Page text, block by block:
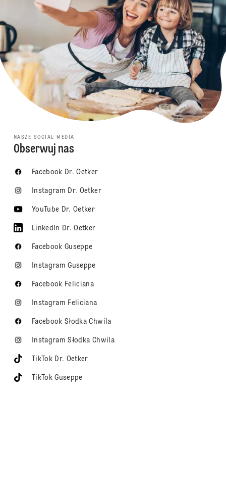
NASZE SOCIAL MEDIA
Obserwuj nas
Facebook Dr. Oetker
Instagram Dr. Oetker
YouTube Dr. Oetker
LinkedIn Dr. Oetker
Facebook Guseppe
Instagram Guseppe
Facebook Feliciana
Instagram Feliciana
Facebook Słodka Chwila
Instagram Słodka Chwila
TikTok Dr. Oetker
TikTok Guseppe